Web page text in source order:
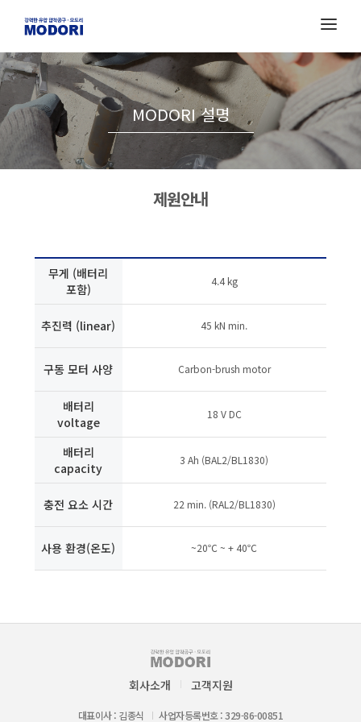
MODORI 설명
제원안내
무게 (배터리
포함)
4.4 kg
추진력 (linear) 45 kN min.
구동 모터 사양 Carbon-brush motor
배터리
voltage
18 V DC
배터리
capacity
3 Ah (BAL2/BL1830)
충전 요소 시간 22 min. (RAL2/BL1830)
사용 환경(온도) ~20℃ ~ + 40℃
회사소개 고객지원
대표이사 : 김종식 사업자등록번호 : 329-86-00851